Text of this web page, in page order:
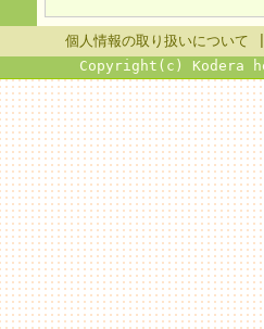
個人情報の取り扱いについて
Copyright(c) Kodera